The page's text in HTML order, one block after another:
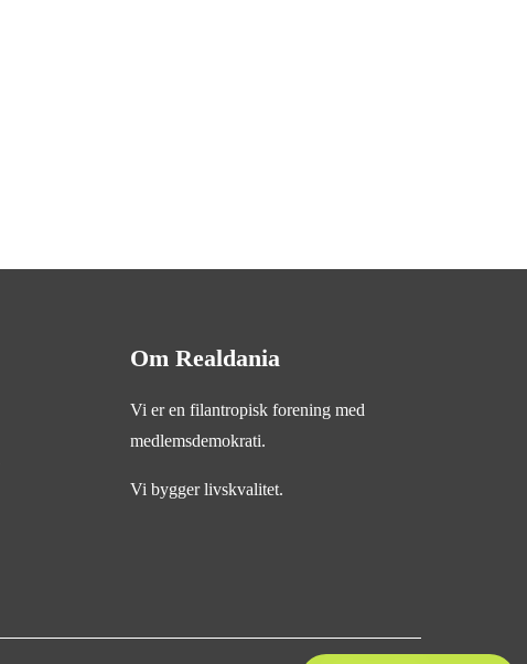
Om Realdania
Vi er en filantropisk forening med
medlemsdemokrati.
Vi bygger livskvalitet.